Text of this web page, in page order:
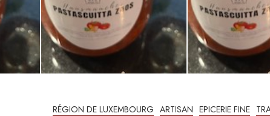
RÉGION DE LUXEMBOURG ARTISAN EPICERIE FINE